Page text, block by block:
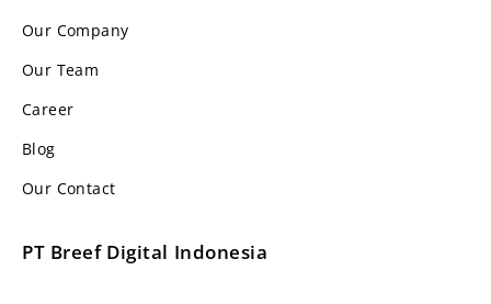
Our Company
Our Team
Career
Blog
Our Contact
PT Breef Digital Indonesia